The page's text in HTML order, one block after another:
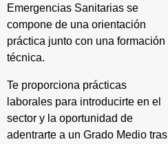
Emergencias Sanitarias se
compone de una orientación
práctica junto con una formación
técnica.
Te proporciona prácticas
laborales para introducirte en el
sector y la oportunidad de
adentrarte a un Grado Medio tras